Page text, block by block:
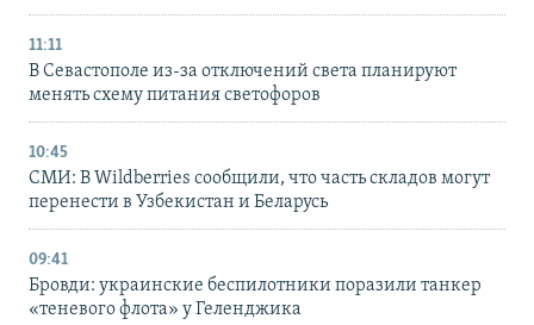
11:11
В Севастополе из-за отключений света планируют
менять схему питания светофоров
10:45
СМИ: В Wildberries сообщили, что часть складов могут
перенести в Узбекистан и Беларусь
09:41
Бровди: украинские беспилотники поразили танкер
«теневого флота» у Геленджика